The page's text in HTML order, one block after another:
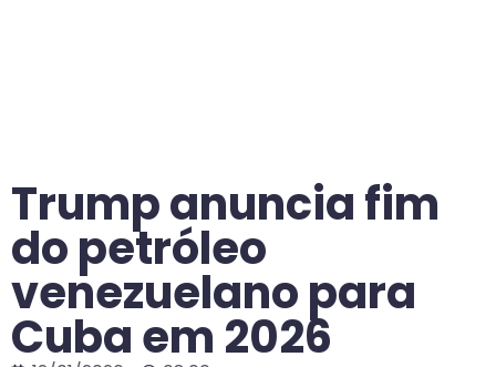
Trump anuncia fim
do petróleo
venezuelano para
Cuba em 2026